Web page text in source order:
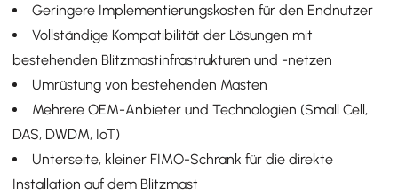
Geringere Implementierungskosten für den Endnutzer
Vollständige Kompatibilität der Lösungen mit
bestehenden Blitzmastinfrastrukturen und -netzen
Umrüstung von bestehenden Masten
Mehrere OEM-Anbieter und Technologien (Small Cell,
DAS, DWDM, IoT)
Unterseite, kleiner FIMO-Schrank für die direkte
Installation auf dem Blitzmast